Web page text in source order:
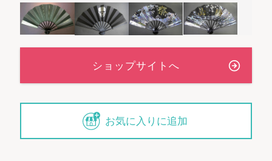
お気に入りに追加